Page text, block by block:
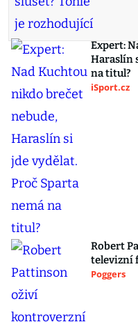
Expert:
Haraslín
na titul?
iSport.cz
Robert
televizní
Poggers